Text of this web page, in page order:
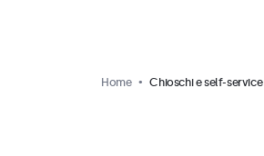
Home Chioschi e self-service